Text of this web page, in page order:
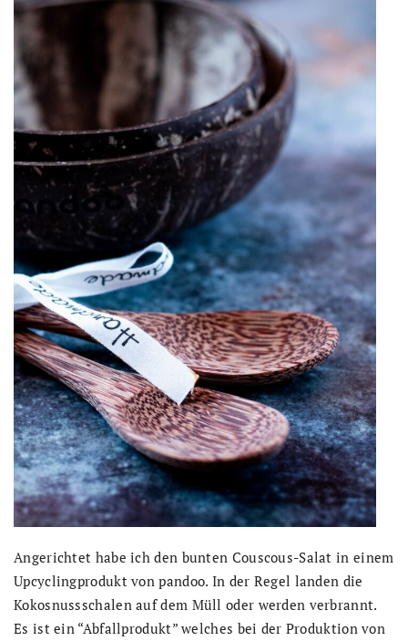
Angerichtet habe ich den bunten Couscous-Salat in einem
Upcyclingprodukt von pandoo. In der Regel landen die
Kokosnussschalen auf dem Müll oder werden verbrannt.
Es ist ein “Abfallprodukt” welches bei der Produktion von